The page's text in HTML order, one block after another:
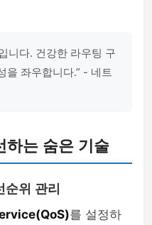
니다. 건강한 라우팅 구
을 좌우합니다.” - 네트
하는 숨은 기술
위 관리
를 설정하